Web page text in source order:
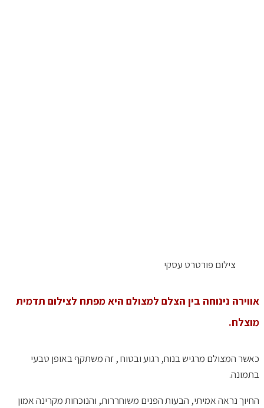
צילום פורטרט עסקי
אווירה נינוחה בין הצלם למצולם היא מפתח לצילום תדמית
מוצלח.
כאשר המצולם מרגיש בנוח, רגוע ובטוח , זה משתקף באופן טבעי
בתמונה.
החיוך נראה אמיתי, הבעות הפנים משוחררות, והנוכחות מקרינה אמון